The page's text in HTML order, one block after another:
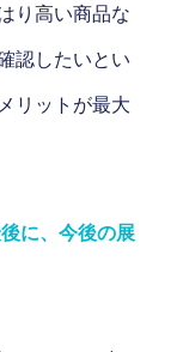
り高い商品な
認したいとい
リットが最大
に、今後の展